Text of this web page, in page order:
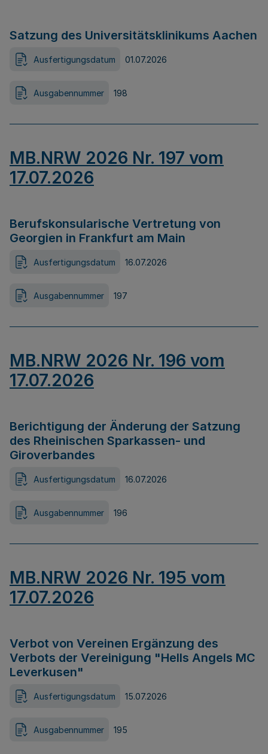
Satzung des Universitätsklinikums Aachen
Ausfertigungsdatum 01.07.2026
Ausgabennummer 198
MB.NRW 2026 Nr. 197 vom
17.07.2026
Berufskonsularische Vertretung von
Georgien in Frankfurt am Main
Ausfertigungsdatum 16.07.2026
Ausgabennummer 197
MB.NRW 2026 Nr. 196 vom
17.07.2026
Berichtigung der Änderung der Satzung
des Rheinischen Sparkassen- und
Giroverbandes
Ausfertigungsdatum 16.07.2026
Ausgabennummer 196
MB.NRW 2026 Nr. 195 vom
17.07.2026
Verbot von Vereinen Ergänzung des
Verbots der Vereinigung "Hells Angels MC
Leverkusen"
Ausfertigungsdatum 15.07.2026
Ausgabennummer 195